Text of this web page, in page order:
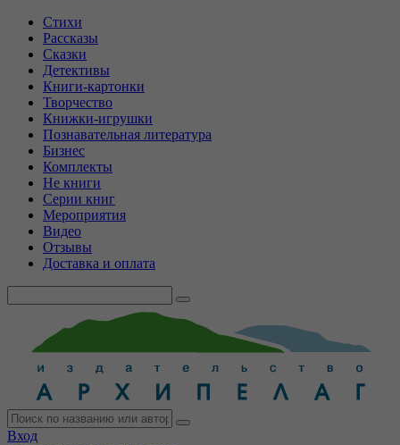
Стихи
Рассказы
Сказки
Детективы
Книги-картонки
Творчество
Книжки-игрушки
Познавательная литература
Бизнес
Комплекты
Не книги
Серии книг
Мероприятия
Видео
Отзывы
Доставка и оплата
Вход